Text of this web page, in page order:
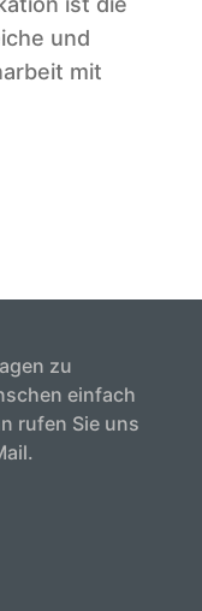
und
mit
zu
einfach
rufen Sie uns